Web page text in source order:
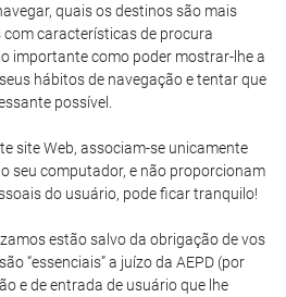
quais os destinos são mais
características de procura
importante como poder mostrar-lhe a
hábitos de navegação e tentar que
possível.
site Web, associam-se unicamente
seu computador, e não proporcionam
do usuário, pode ficar tranquilo!
estão salvo da obrigação de vos
“essenciais” a juízo da AEPD (por
e de entrada de usuário que lhe